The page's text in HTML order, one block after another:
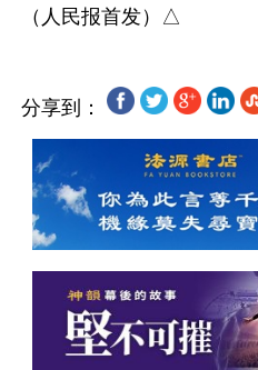
分享到：